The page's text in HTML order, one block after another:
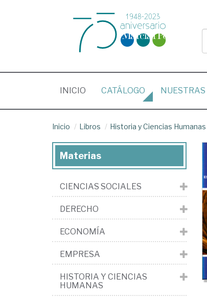
INICIO (CURRENT)
CATÁLOGO NUESTRAS
Inicio Libros Historia y Ciencias Humanas
Materias
CIENCIAS SOCIALES
DERECHO
ECONOMÍA
EMPRESA
HISTORIA Y CIENCIAS
HUMANAS